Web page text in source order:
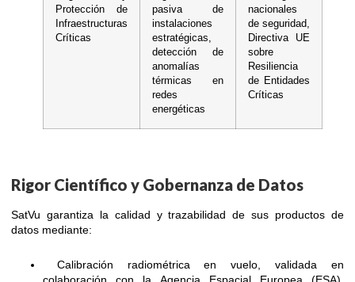
Protección de
Infraestructuras
Críticas
pasiva de
instalaciones
estratégicas,
detección de
anomalías
térmicas en
redes
energéticas
nacionales
de seguridad,
Directiva UE
sobre
Resiliencia
de Entidades
Críticas
Rigor Científico y Gobernanza de Datos
SatVu garantiza la calidad y trazabilidad de sus productos de
datos mediante:
Calibración radiométrica en vuelo, validada en